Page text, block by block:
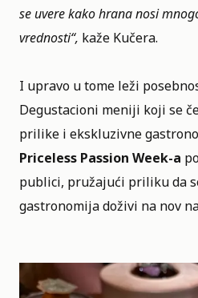
se uvere kako hrana nosi
vrednosti“, kaže Kučera.
I upravo u tome leži
Degustacioni meniji koji se
prilike i ekskluzivne
Priceless Passion Week-a
publici, pružajući priliku da
gastronomija doživi na nov